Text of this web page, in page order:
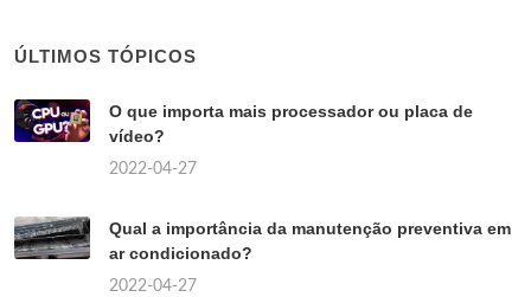
ÚLTIMOS TÓPICOS
O que importa mais processador ou placa de
vídeo?
2022-04-27
Qual a importância da manutenção preventiva em
ar condicionado?
2022-04-27